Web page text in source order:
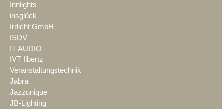
Innlights
insglück
Irrlicht GmbH
ISDV
IT AUDIO
IVT Ilbertz
Veranstaltungstechnik
Jabra
Jazzunique
JB-Lighting